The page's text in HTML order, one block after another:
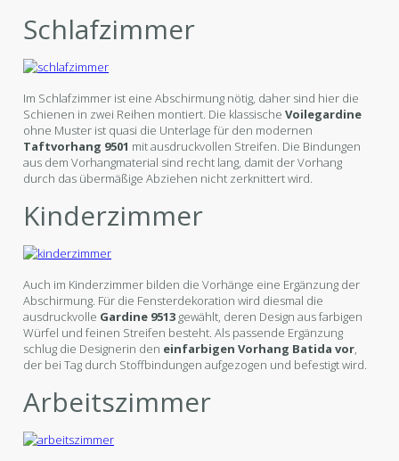
Schlafzimmer
Im Schlafzimmer ist eine Abschirmung nötig, daher sind hier die
Schienen in zwei Reihen montiert. Die klassischeVoilegardine
ohne Muster ist quasi die Unterlage für den modernen
Taftvorhang 9501 mit ausdruckvollen Streifen. Die Bindungen
aus dem Vorhangmaterial sind recht lang, damit der Vorhang
durch das übermäßige Abziehen nicht zerknittert wird.
Kinderzimmer
Auch im Kinderzimmer bilden die Vorhänge eine Ergänzung der
Abschirmung. Für die Fensterdekoration wird diesmal die
ausdruckvolle Gardine 9513 gewählt, deren Design aus farbigen
Würfel und feinen Streifen besteht. Als passende Ergänzung
schlug die Designerin den einfarbigen Vorhang Batida vor,
der bei Tag durch Stoffbindungen aufgezogen und befestigt wird.
Arbeitszimmer